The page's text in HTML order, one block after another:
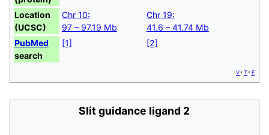
Location
(UCSC)
Chr 10:
97 – 97.19 Mb
Chr 19:
41.6 – 41.74 Mb
PubMed
search
[1] [2]
v t e
Slit guidance ligand 2